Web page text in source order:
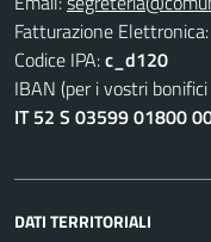
Fatturazione Elettronica:
Codice IPA:c_d120
IBAN (per i vostri
IT 52 S 03599 01800
DATI TERRITORIALI